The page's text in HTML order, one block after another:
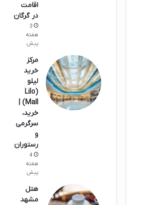
اقامت
در گرگان
3
هفته
پیش
مرکز
خرید
لیلو
(Lilo
Mall) |
خرید،
سرگرمی
و
رستوران
4
هفته
پیش
هتل
مشهد